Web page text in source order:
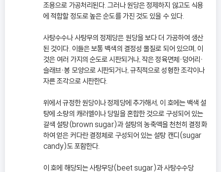
조용으로 가공처리된다. 그러나 원당은 정제하지 않고도 식용
에 적합할 정도로 높은 순도를 가진 것도 있을 수 있다.
사탕수수나 사탕무의 정제당은 원당을 보다 더 가공하여 생산
된 것이다. 이들은 보통 백색의 결정성 물질로 되어 있으며, 이
것은 여러 가지의 순도로 시판되거나, 작은 정육면체ㆍ덩어리ㆍ
슬래브ㆍ봉 모양으로 시판되거나, 규칙적으로 성형한 조각이나
자른 조각으로 시판한다.
위에서 규정한 원당이나 정제당에 추가해서, 이 호에는 백색 설
탕에 소량의 캐러멜이나 당밀을 혼합한 것으로 구성되어 있는
갈색 설탕(brown sugar)과 설탕의 농축액을 천천히 결정화
하여 얻은 커다란 결정체로 구성되어 있는 설탕 캔디(sugar
candy)도 포함한다.
이 호에 해당되는 사탕무당(beet sugar)과 사탕수수당